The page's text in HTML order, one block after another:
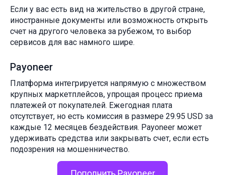
Если у вас есть вид на жительство в другой стране,
иностранные документы или возможность открыть
счет на другого человека за рубежом, то выбор
сервисов для вас намного шире.
Payoneer
Платформа интегрируется напрямую с множеством
крупных маркетплейсов, упрощая процесс приема
платежей от покупателей. Ежегодная плата
отсутствует, но есть комиссия в размере 29.95 USD за
каждые 12 месяцев бездействия. Payoneer может
удерживать средства или закрывать счет, если есть
подозрения на мошенничество.